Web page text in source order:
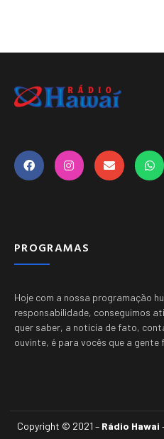
PROGRAMAS
Hoje com a nossa programação
responsabilidade, conseguimos
quer saber, a noticia de fato,
ouvinte, é para vocês que a gente
Copyright © 2021 – Rádio Hawai